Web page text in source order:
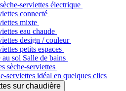
serviettes électrique
connecté
mixte
eau chaude
design / couleur
petits espaces
sol Salle de bains
sèche-serviettes
serviettes idéal en quelques clics
sur chaudière